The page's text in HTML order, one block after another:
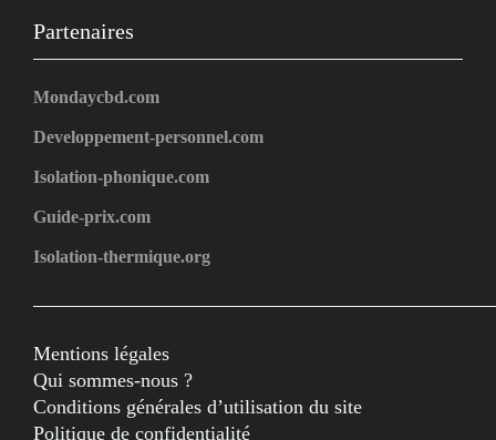
Partenaires
Mondaycbd.com
Developpement-personnel.com
Isolation-phonique.com
Guide-prix.com
Isolation-thermique.org
Mentions légales
Qui sommes-nous ?
Conditions générales d’utilisation du site
Politique de confidentialité